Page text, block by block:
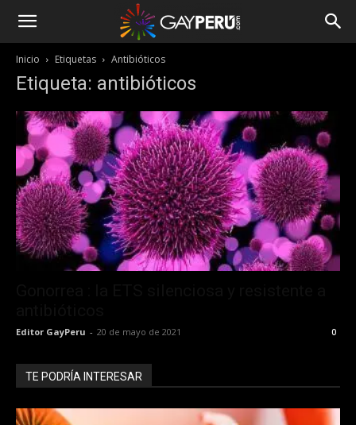
Inicio Etiquetas Antibióticos
Etiqueta: antibióticos
Editor GayPeru - 20 de mayo de 2021 0
TE PODRÍA INTERESAR